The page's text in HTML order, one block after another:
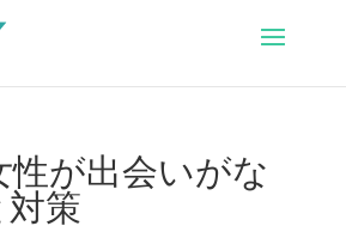
性が出会いがな
策